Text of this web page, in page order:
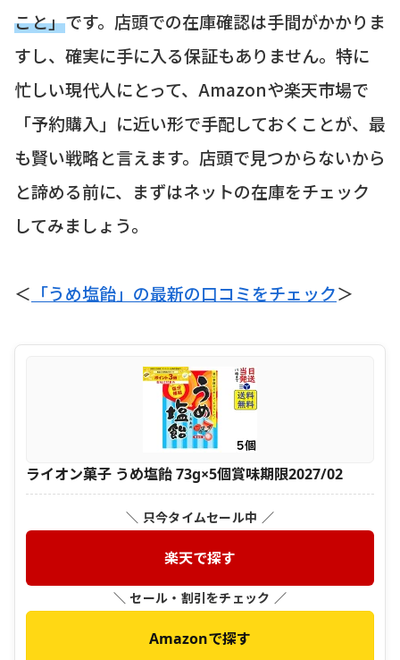
こと」です。店頭での在庫確認は手間がかかりま
すし、確実に手に入る保証もありません。特に
忙しい現代人にとって、Amazonや楽天市場で
「予約購入」に近い形で手配しておくことが、最
も賢い戦略と言えます。店頭で見つからないから
と諦める前に、まずはネットの在庫をチェック
してみましょう。
＜ 「うめ塩飴」の最新の口コミをチェック＞
ライオン菓子 うめ塩飴 73g×5個賞味期限2027/02
＼ 只今タイムセール中 ／
楽天で探す
＼ セール・割引をチェック ／
Amazonで探す